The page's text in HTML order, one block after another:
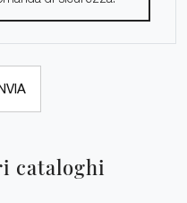
cataloghi